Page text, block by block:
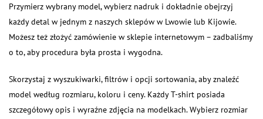
Przymierz wybrany model, wybierz nadruk i dokładnie obejrzyj
każdy detal w jednym z naszych sklepów w Lwowie lub Kijowie.
Możesz też złożyć zamówienie w sklepie internetowym – zadbaliśmy
o to, aby procedura była prosta i wygodna.
Skorzystaj z wyszukiwarki, filtrów i opcji sortowania, aby znaleźć
model według rozmiaru, koloru i ceny. Każdy T-shirt posiada
szczegółowy opis i wyraźne zdjęcia na modelkach. Wybierz rozmiar